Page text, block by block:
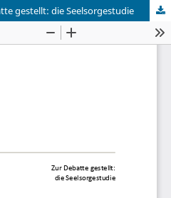
gestellt: die Seelsorgestudie